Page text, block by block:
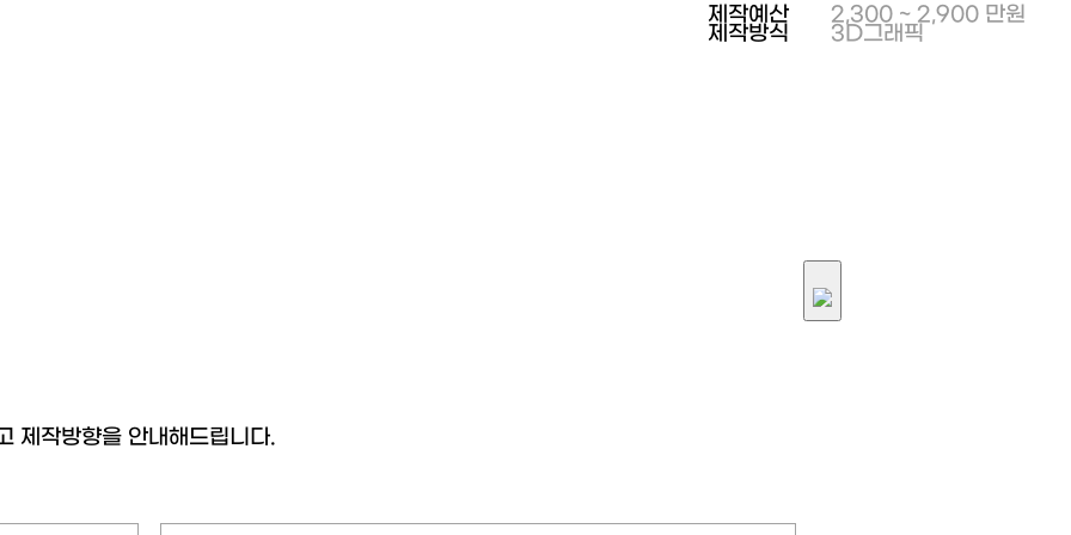
제작방향을 안내해드립니다.
제작예산 2,300 ~ 2,900 만원
제작방식 3D그래픽